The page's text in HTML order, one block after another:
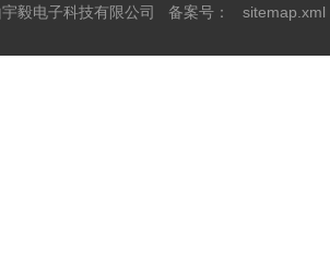
毅电子科技有限公司 备案号： sitemap.xml